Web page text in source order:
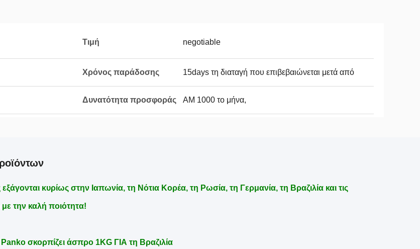
Τιμή negotiable
Χρόνος παράδοσης 15days τη διαταγή που επιβεβαιώνεται μετά από
Δυνατότητα προσφοράς ΑΜ 1000 το μήνα,
κυρίως στην Ιαπωνία, τη Νότια Κορέα, τη Ρωσία, τη Γερμανία, τη Βραζιλία και τις
την καλή ποιότητα!
σκορπίζει άσπρο 1KG ΓΙΑ τη Βραζιλία